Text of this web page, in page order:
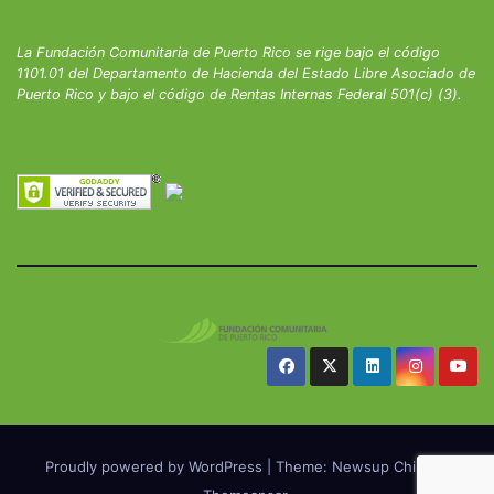
La Fundación Comunitaria de Puerto Rico se rige bajo el código
1101.01 del Departamento de Hacienda del Estado Libre Asociado de
Puerto Rico y bajo el código de Rentas Internas Federal 501(c) (3).
Proudly powered by WordPress
Theme: Newsup Child by